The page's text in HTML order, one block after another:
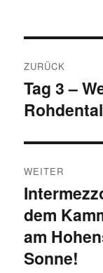
ZURÜCK
Vorheriger
Beitrag:
Tag 3 –
WEITER
Nächster
Beitrag:
dem
am
Sonne!